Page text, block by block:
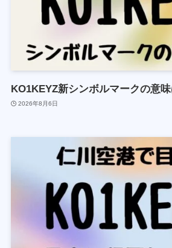
KO1KEYZ新シンボルマークの意
2026年8月6日